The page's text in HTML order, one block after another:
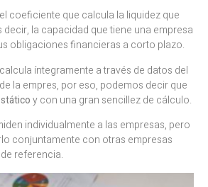
coeficiente que calcula la liquidez que
decir, la capacidad que tiene una empresa
obligaciones financieras a corto plazo.
íntegramente a través de datos del
la empres, por eso, podemos decir que
y con una gran sencillez de cálculo.
individualmente a las empresas, pero
conjuntamente con otras empresas
referencia.